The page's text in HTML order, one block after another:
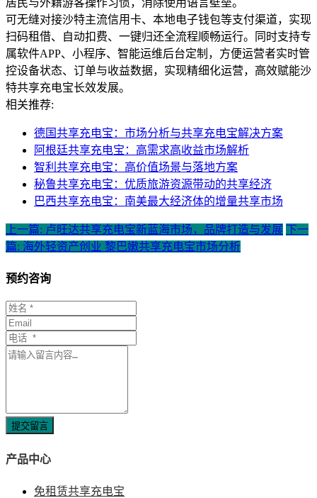
居民与外籍游客操作习惯，消除使用语言壁垒。
可无缝对接沙特主流信用卡、本地电子钱包等支付渠道，实现
扫码租借、自动扣费、一键归还全流程顺畅运行。同时支持专
属软件APP、小程序、智能运维后台定制，方便运营者实时管
控设备状态、订单与收益数据，实现精细化运营，高效赋能沙
特共享充电宝长效发展。
相关推荐:
德国共享充电宝：市场分析与共享充电宝解决方案
阿根廷共享充电宝：高需求高收益市场解析
智利共享充电宝：高价值场景与落地方案
秘鲁共享充电宝：优质旅游资源带动的共享经济
巴西共享充电宝：南美最大经济体的增量共享市场
上一篇: 卢旺达共享充电宝新蓝海市场，品牌打造与发展 下一
篇: 海外轻资产创业 黎巴嫩共享充电宝市场分析
预约咨询
提交留言
产品中心
免租赁共享充电宝